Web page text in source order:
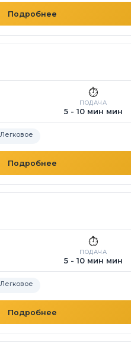
Подробнее
⏱️
ПОДАЧА
5 - 10 мин мин
Легковое
Подробнее
⏱️
ПОДАЧА
5 - 10 мин мин
Легковое
Подробнее